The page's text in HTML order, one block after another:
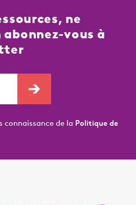
ne
vous à
connaissance de la Politique de